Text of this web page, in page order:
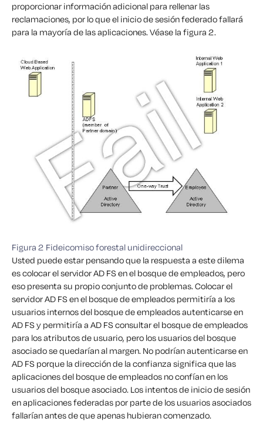
proporcionar información adicional para rellenar las
reclamaciones, por lo que el inicio de sesión federado fallará
para la mayoría de las aplicaciones. Véase la figura 2.
Figura 2 Fideicomiso forestal unidireccional
Usted puede estar pensando que la respuesta a este dilema
es colocar el servidor AD FS en el bosque de empleados, pero
eso presenta su propio conjunto de problemas. Colocar el
servidor AD FS en el bosque de empleados permitiría a los
usuarios internos del bosque de empleados autenticarse en
AD FS y permitiría a AD FS consultar el bosque de empleados
para los atributos de usuario, pero los usuarios del bosque
asociado se quedarían al margen. No podrían autenticarse en
AD FS porque la dirección de la confianza significa que las
aplicaciones del bosque de empleados no confían en los
usuarios del bosque asociado. Los intentos de inicio de sesión
en aplicaciones federadas por parte de los usuarios asociados
fallarían antes de que apenas hubieran comenzado.